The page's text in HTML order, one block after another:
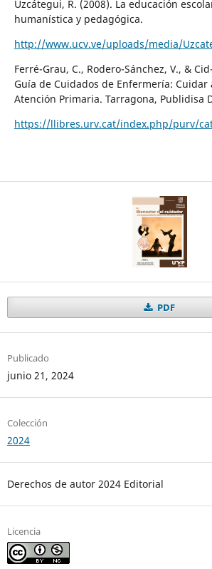
Uzcátegui, R. (2008). La educación
humanística y pedagógica.
http://www.ucv.ve/uploads/media/
Ferré-Grau, C., Rodero-Sánchez, V., &
Guía de Cuidados de Enfermería: Cuidar
Atención Primaria. Tarragona, Publidisa
https://llibres.urv.cat/index.php/purv/
PDF
Publicado
junio 21, 2024
Colección
2024
Derechos de autor 2024 Editorial
Licencia